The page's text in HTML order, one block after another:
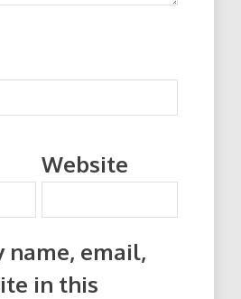
Website
name, email,
in this